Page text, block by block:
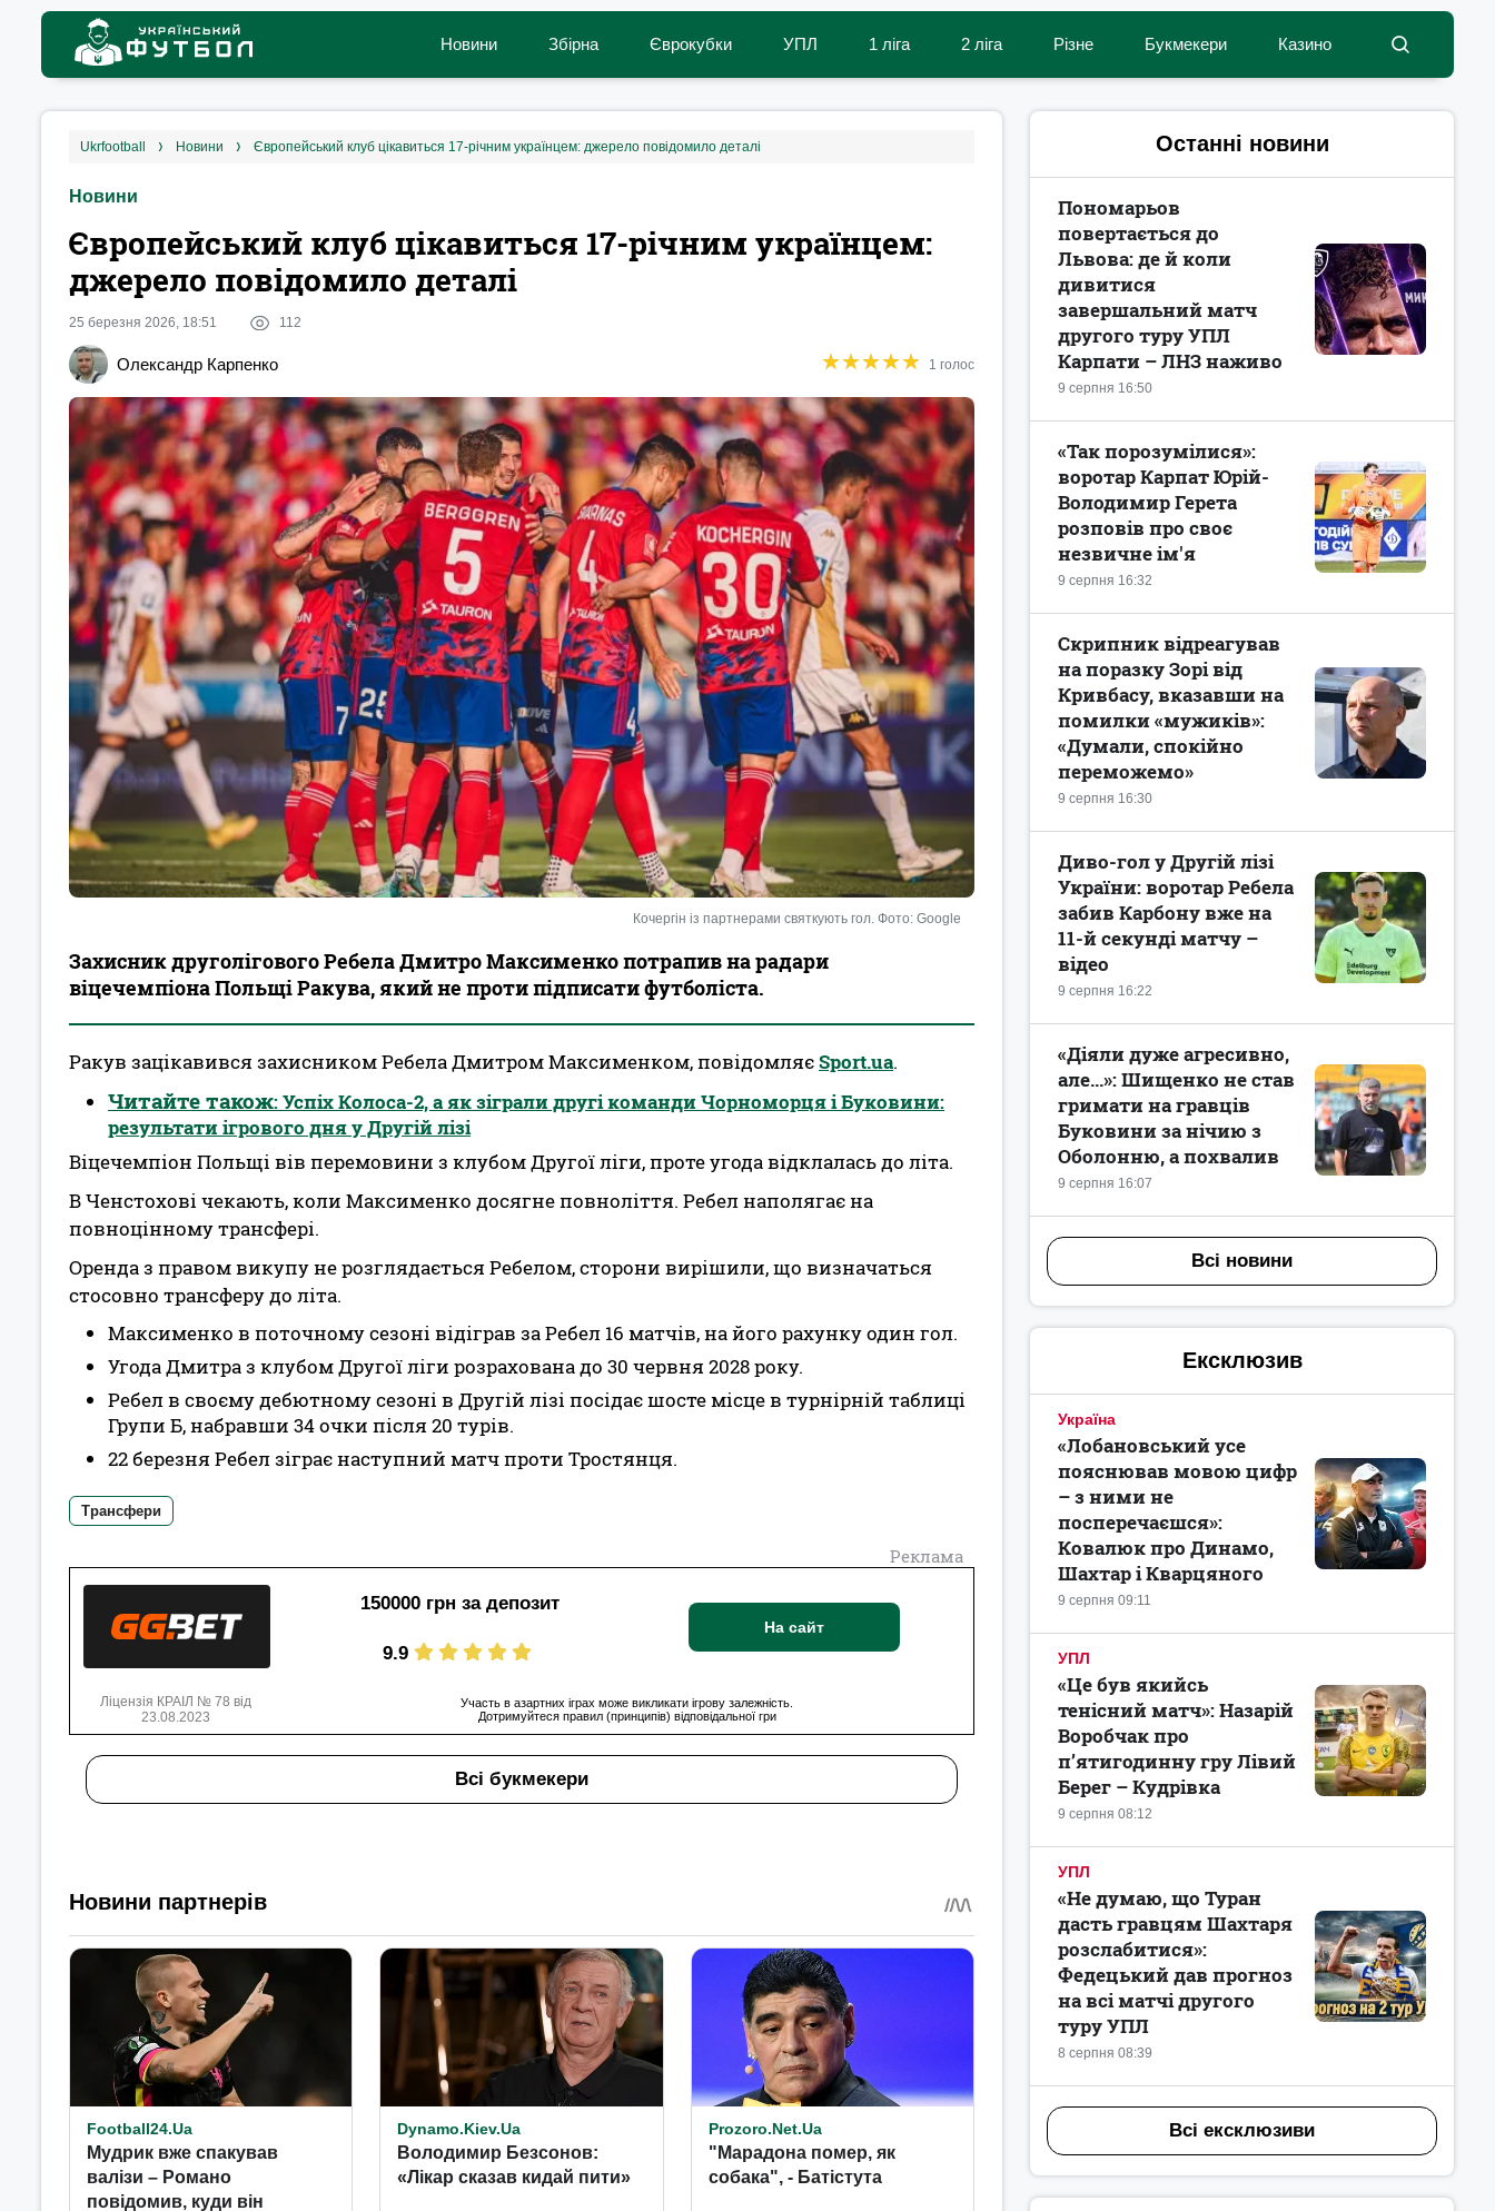
Новини Збірна Єврокубки УПЛ 1 ліга 2 ліга Різне Букмекери Казино
ukrfootball новини Європейський клуб цікавиться 17-річним українцем: джерело повідомило деталі
Новини
Європейський клуб цікавиться 17-річним українцем:
джерело повідомило деталі
25 березня 2026, 18:51 112
Олександр Карпенко ★★★★★
★★★★★ 1 голос
Кочергін із партнерами святкують гол. Фото: Google
Захисник друголігового Ребела Дмитро Максименко потрапив на радари
віцечемпіона Польщі Ракува, який не проти підписати футболіста.
Ракув зацікавився захисником Ребела Дмитром Максименком, повідомляєSport.ua.
Читайте також: Успіх Колоса-2, а як зіграли другі команди Чорноморця і Буковини:
результати ігрового дня у Другій лізі
Віцечемпіон Польщі вів перемовини з клубом Другої ліги, проте угода відклалась до літа.
В Ченстохові чекають, коли Максименко досягне повноліття. Ребел наполягає на
повноцінному трансфері.
Оренда з правом викупу не розглядається Ребелом, сторони вирішили, що визначаться
стосовно трансферу до літа.
Максименко в поточному сезоні відіграв за Ребел 16 матчів, на його рахунку один гол.
Угода Дмитра з клубом Другої ліги розрахована до 30 червня 2028 року.
Ребел в своєму дебютному сезоні в Другій лізі посідає шосте місце в турнірній таблиці
Групи Б, набравши 34 очки після 20 турів.
22 березня Ребел зіграє наступний матч проти Тростянця.
Трансфери
Реклама
150000 грн за депозит
9.9
На сайт
Ліцензія КРАІЛ № 78 від
23.08.2023
Участь в азартних іграх може викликати ігрову залежність.
Дотримуйтеся правил (принципів) відповідальної гри
Всі букмекери
Останні новини
9 серпня 16:50
Пономарьов
повертається до
Львова: де й коли
дивитися
завершальний матч
другого туру УПЛ
Карпати – ЛНЗ наживо
9 серпня 16:32
«Так порозумілися»:
воротар Карпат Юрій-
Володимир Герета
розповів про своє
незвичне ім'я
9 серпня 16:30
Скрипник відреагував
на поразку Зорі від
Кривбасу, вказавши на
помилки «мужиків»:
«Думали, спокійно
переможемо»
9 серпня 16:22
Диво-гол у Другій лізі
України: воротар Ребела
забив Карбону вже на
11-й секунді матчу –
відео
9 серпня 16:07
«Діяли дуже агресивно,
але...»: Шищенко не став
гримати на гравців
Буковини за нічию з
Оболонню, а похвалив
Всі новини
Ексклюзив
Україна
9 серпня 09:11
«Лобановський усе
пояснював мовою цифр
– з ними не
посперечаєшся»:
Ковалюк про Динамо,
Шахтар і Кварцяного
УПЛ
9 серпня 08:12
«Це був якийсь
тенісний матч»: Назарій
Воробчак про
п’ятигодинну гру Лівий
Берег – Кудрівка
УПЛ
8 серпня 08:39
«Не думаю, що Туран
дасть гравцям Шахтаря
розслабитися»:
Федецький дав прогноз
на всі матчі другого
туру УПЛ
Всі ексклюзиви